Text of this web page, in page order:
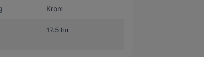
Krom
17.5 lm